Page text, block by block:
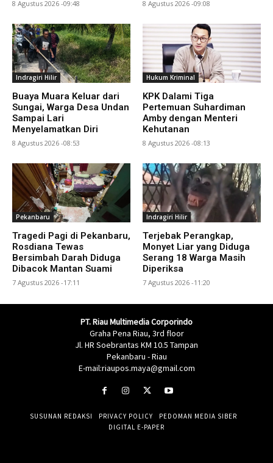
8 Agustus 2026 -09:48 8 Agustus 2026 -09:08
Indragiri Hilir
Buaya Muara Keluar dari
Sungai, Warga Desa Undan
Sampai Lari
Menyelamatkan Diri
8 Agustus 2026 -08:53
Hukum Kriminal
KPK Dalami Tiga
Pertemuan Suhardiman
Amby dengan Menteri
Kehutanan
8 Agustus 2026 -08:13
Pekanbaru
Tragedi Pagi di Pekanbaru,
Rosdiana Tewas
Bersimbah Darah Diduga
Dibacok Mantan Suami
7 Agustus 2026 -17:11
Indragiri Hilir
Terjebak Perangkap,
Monyet Liar yang Diduga
Serang 18 Warga Masih
Diperiksa
7 Agustus 2026 -11:20
PT. Riau Multimedia Corporindo
Graha Pena Riau, 3rd floor
Jl. HR Soebrantas KM 10.5 Tampan
Pekanbaru - Riau
E-mail:riaupos.maya@gmail.com
SUSUNAN REDAKSI PRIVACY POLICY
PEDOMAN MEDIA SIBER
DIGITAL E-PAPER